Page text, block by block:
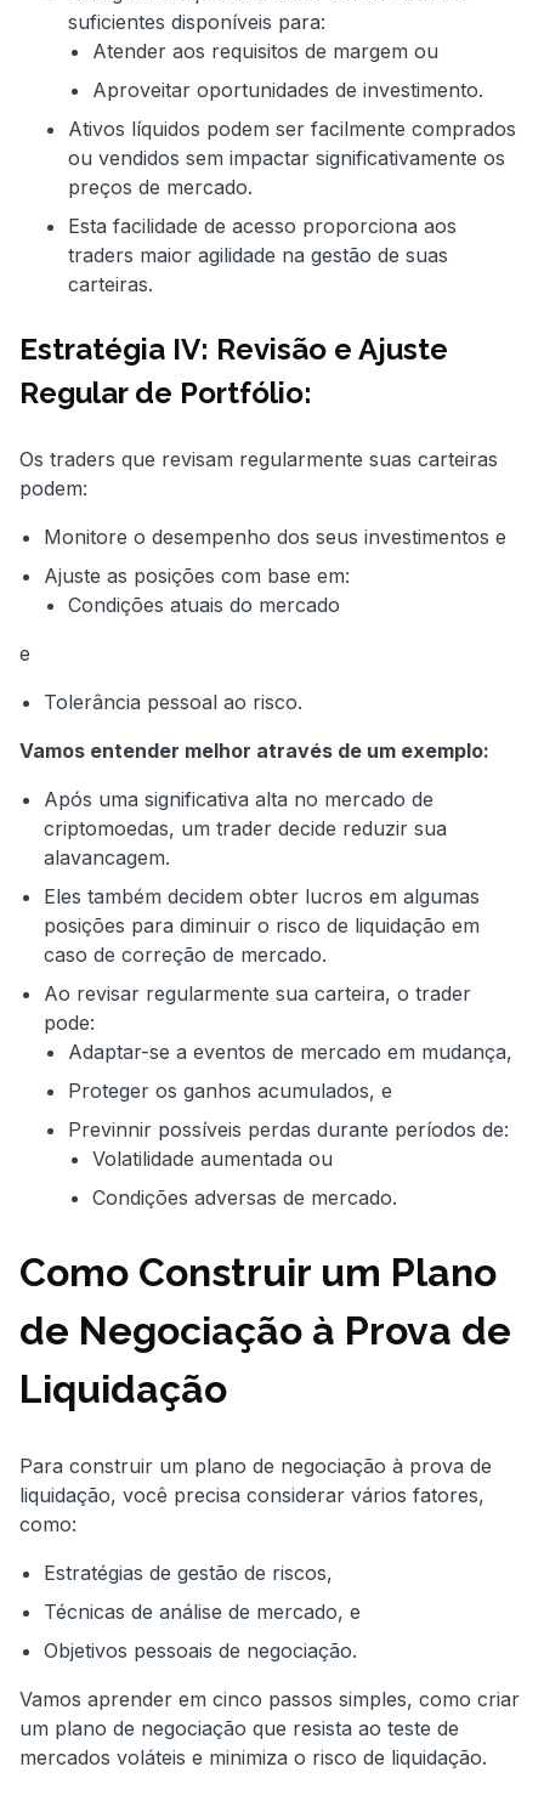
suficientes disponíveis para:
Atender aos requisitos de margem ou
Aproveitar oportunidades de investimento.
Ativos líquidos podem ser facilmente comprados
ou vendidos sem impactar significativamente os
preços de mercado.
Esta facilidade de acesso proporciona aos
traders maior agilidade na gestão de suas
carteiras.
Estratégia IV: Revisão e Ajuste
Regular de Portfólio:
Os traders que revisam regularmente suas carteiras
podem:
Monitore o desempenho dos seus investimentos e
Ajuste as posições com base em:
Condições atuais do mercado
e
Tolerância pessoal ao risco.
Vamos entender melhor através de um exemplo:
Após uma significativa alta no mercado de
criptomoedas, um trader decide reduzir sua
alavancagem.
Eles também decidem obter lucros em algumas
posições para diminuir o risco de liquidação em
caso de correção de mercado.
Ao revisar regularmente sua carteira, o trader
pode:
Adaptar-se a eventos de mercado em mudança,
Proteger os ganhos acumulados, e
Previnnir possíveis perdas durante períodos de:
Volatilidade aumentada ou
Condições adversas de mercado.
Como Construir um Plano
de Negociação à Prova de
Liquidação
Para construir um plano de negociação à prova de
liquidação, você precisa considerar vários fatores,
como:
Estratégias de gestão de riscos,
Técnicas de análise de mercado, e
Objetivos pessoais de negociação.
Vamos aprender em cinco passos simples, como criar
um plano de negociação que resista ao teste de
mercados voláteis e minimiza o risco de liquidação.